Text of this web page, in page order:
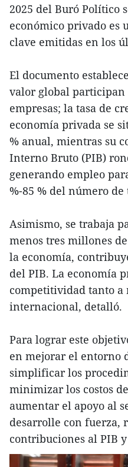
2025 del Buró Político
económico privado es
clave emitidas en los
El documento
valor global participan
empresas; la tasa de
economía privada se
% anual, mientras su
Interno Bruto (PIB)
generando empleo
%-85 % del número
Asimismo, se trabaja
menos tres millones
la economía,
del PIB. La economía
competitividad tanto
internacional, detalló.
Para lograr este
en mejorar el entorno
simplificar los
minimizar los costos
aumentar el apoyo al
desarrolle con fuerza,
contribuciones al PIB